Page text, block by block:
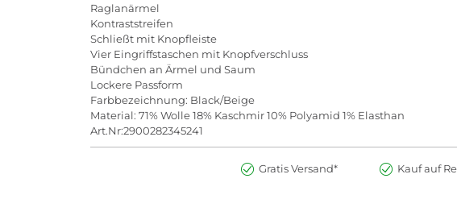
Raglanärmel
Kontraststreifen
Schließt mit Knopfleiste
Vier Eingriffstaschen mit Knopfverschluss
Bündchen an Ärmel und Saum
Lockere Passform
Farbbezeichnung: Black/Beige
Material: 71% Wolle 18% Kaschmir 10% Polyamid 1% Elasthan
Art.Nr:2900282345241
Gratis Versand* Kauf auf